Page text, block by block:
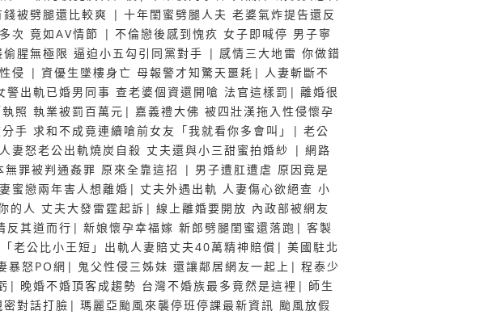
被劈腿還比較爽 | 十年閨蜜劈腿人夫 老婆氣炸提告還反
次 竟如AV情節 | 不倫戀後感到愧疚 女子即喊停 男子寧
腥無極限 逼迫小五勾引同黨對手 | 感情三大地雷 你做錯
侵 | 資優生墜樓身亡 母報警才知驚天噩耗 | 人妻斬斷不
警出軌已婚男同事 查老婆個資還開嗆 法官這樣罰 | 離婚很
照 執業被罰百萬元 | 嘉義禮大佛 被四壯漢拖入性侵懷孕
手 求和不成竟連續嗆前女友「我就看你多會叫」 | 老公
人妻怒老公出軌燒炭自殺 丈夫還與小三甜蜜拍婚紗 | 網路
罪被判通姦罪 原來全靠這招 | 男子遭肛遭虐 原因竟是
蜜戀兩年害人想離婚 | 丈夫外遇出軌 人妻傷心欲絕查 小
的人 丈夫大發雷霆起訴 | 線上離婚要開放 內政部被網友
反其道而行 | 新娘懷孕幸福嫁 新郎劈腿閨蜜還落跑 | 客製
「老公比小王短」出軌人妻賠丈夫40萬精神賠償 | 美國駐北
暴怒PO網 | 鬼父性侵三姊妹 還讓鄰居網友一起上 | 程泰少
| 晚婚不婚頂客成趨勢 台灣不婚族最多竟然是這裡 | 師生
對話打臉 | 瑪麗亞颱風來襲停班停課最新資訊 颱風放假